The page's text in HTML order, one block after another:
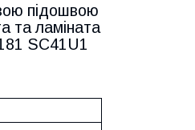
підошвою
та ламіната
SC41U1